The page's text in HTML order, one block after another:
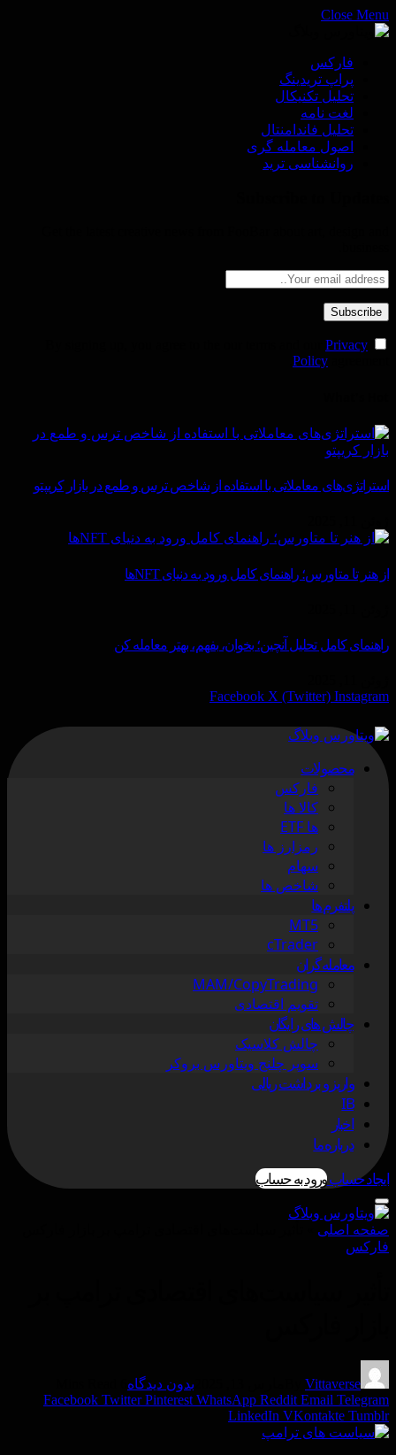
Close Menu
فاركس
پراپ تريدينگ
تحليل تكنيكال
لغت نامه
تحليل فاندامنتال
اصول معامله گرى
روانشناسى ترید
Privacy
Policy
استراتژی‌های معاملاتی با استفاده از شاخص ترس و طمع در بازار کریپتو
از هنر تا متاورس؛ راهنمای کامل ورود به دنیای NFTها
راهنمای کامل تحلیل آنچین؛ بخوان، بفهم، بهتر معامله کن
Facebook X (Twitter) Instagram
محصولات
فارکس
کالا ها
ها ETF
رمزارز ها
سهام
شاخص ها
پلتفرم ها
MT5
cTrader
معامله گران
MAM/CopyTrading
تقویم اقتصادی
چالش های رایگان
چالش کلاسیک
سوپر چلنج ویتاورس بروکر
واریز و برداشت ریالی
IB
اخبار
درباره ما
ایجاد حسابورود به حساب
صفحه اصلی
فاركس
Vittaverse بدون دیدگاه
Facebook Twitter Pinterest WhatsApp Reddit Email Telegram
LinkedIn VKontakte Tumblr